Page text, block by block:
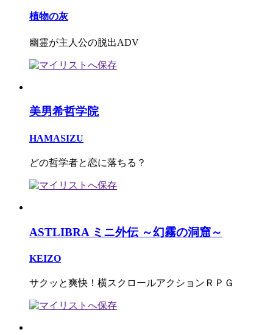
植物の灰
幽霊が主人公の脱出ADV
美男希哲学院
HAMASIZU
どの哲学者と恋に落ちる？
ASTLIBRA ミニ外伝 ～幻霧の洞窟～
KEIZO
サクッと爽快！横スクロールアクションＲＰＧ